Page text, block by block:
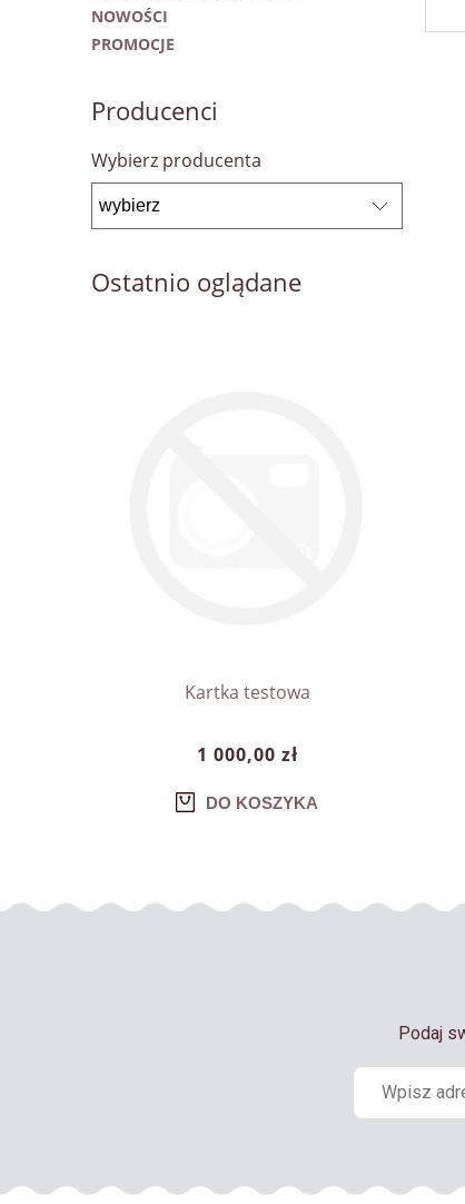
NOWOŚCI
PROMOCJE
Producenci
Wybierz producenta
Ostatnio oglądane
Kartka testowa
1 000,00 zł
DO KOSZYKA
Podaj